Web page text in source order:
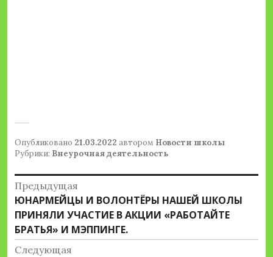
Опубликовано 21.03.2022 автором Новости школы
Рубрики: Внеурочная деятельность
Навигация
по
записям
Предыдущая
Предыдущая
запись:
ЮНАРМЕЙЦЫ И ВОЛОНТЁРЫ НАШЕЙ ШКОЛЫ
ПРИНЯЛИ УЧАСТИЕ В АКЦИИ «РАБОТАЙТЕ
БРАТЬЯ» И МЭППИНГЕ.
Следующая